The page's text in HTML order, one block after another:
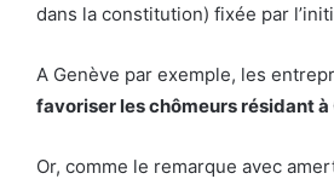
dans la constitution) fixée par
A Genève par exemple, les
favoriser les chômeurs résidant à
Or, comme le remarque avec